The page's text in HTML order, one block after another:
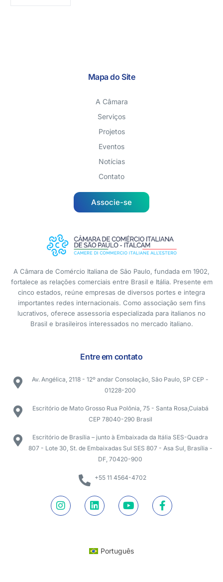
Mapa do Site
A Câmara
Serviços
Projetos
Eventos
Notícias
Contato
Associe-se
A Câmara de Comércio Italiana de São Paulo, fundada em 1902,
fortalece as relações comerciais entre Brasil e Itália. Presente em
cinco estados, reúne empresas de diversos portes e integra
importantes redes internacionais. Como associação sem fins
lucrativos, oferece assessoria especializada para italianos no
Brasil e brasileiros interessados no mercado italiano.
Entre em contato
Av. Angélica, 2118 - 12º andar Consolação, São Paulo, SP CEP -
01228-200
Escritório de Mato Grosso Rua Polônia, 75 - Santa Rosa,Cuiabá
CEP 78040-290 Brasil
Escritório de Brasília – junto à Embaixada da Itália SES-Quadra
807 - Lote 30, St. de Embaixadas Sul SES 807 - Asa Sul, Brasília -
DF, 70420-900
+55 11 4564-4702
Português